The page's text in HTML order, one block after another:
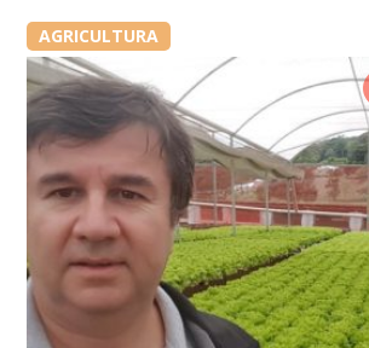
AGRICULTURA